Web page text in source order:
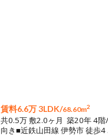
賃料6.6万 3LDK/68.60m2
共0.5万 敷2.0ヶ月 築20年 4階
向き■近鉄山田線 伊勢市 徒歩